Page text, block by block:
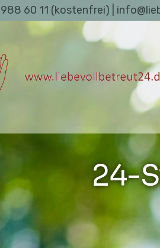
60 11 (kostenfrei) |
24-